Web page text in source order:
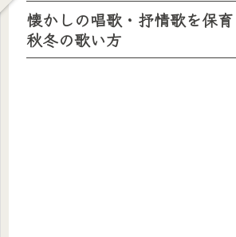
懐かしの唱歌・抒情歌を保
秋冬の歌い方